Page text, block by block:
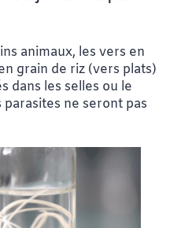
animaux, les vers en
grain de riz (vers plats)
dans les selles ou le
parasites ne seront pas